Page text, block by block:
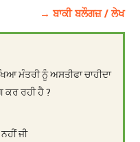
→ ਬਾਕੀ ਬਲੌਗਜ਼ / ਲੇਖ
ਮੰਤਰੀ ਨੂੰ ਅਸਤੀਫਾ ਚਾਹੀਦਾ
ਕਰ ਰਹੀ ਹੈ ?
ਨਹੀਂ ਜੀ